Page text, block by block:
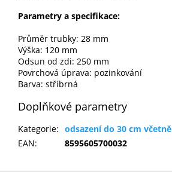
Parametry a specifikace:
Průměr trubky: 28 mm
Výška: 120 mm
Odsun od zdi: 250 mm
Povrchová úprava: pozinkování
Barva: stříbrná
Doplňkové parametry
Kategorie: odsazení do 30 cm včetně
EAN: 8595605700032
Z